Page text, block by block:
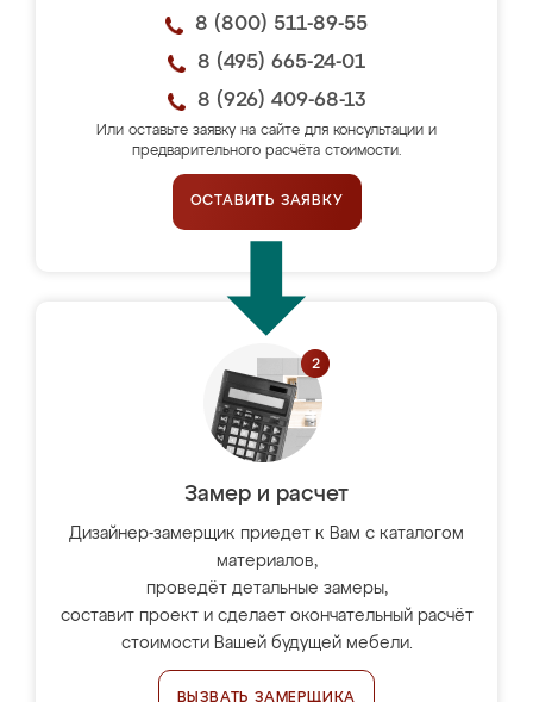
8 (800) 511-89-55
8 (495) 665-24-01
8 (926) 409-68-13
Или оставьте заявку на сайте для консультации и
предварительного расчёта стоимости.
ОСТАВИТЬ ЗАЯВКУ
Замер и расчет
Дизайнер-замерщик приедет к Вам с каталогом
материалов,
проведёт детальные замеры,
составит проект и сделает окончательный расчёт
стоимости Вашей будущей мебели.
ВЫЗВАТЬ ЗАМЕРЩИКА